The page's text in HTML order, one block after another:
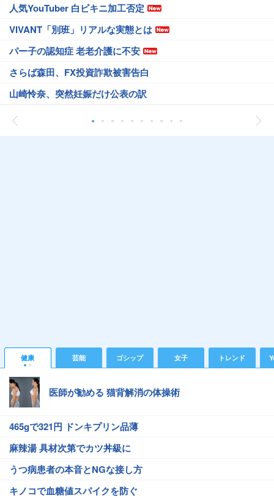
人気YouTuber 白ビキニ加工否定
VIVANT「別班」リアルな実態とは
パー子の認知症 老老介護に不安
さらば森田、FX投資詐欺被害告白
山崎怜奈、突然妊娠だけ公表の訳
健康 芸能 ゴシップ 女子 トレンド
医師が勧める 猫背解消の体操術
465gで321円 ドンキプリン品薄
麻辣湯 具材次第でカツ丼級に
うつ病患者の本音とNGな接し方
キノコで血糖値スパイクを防ぐ